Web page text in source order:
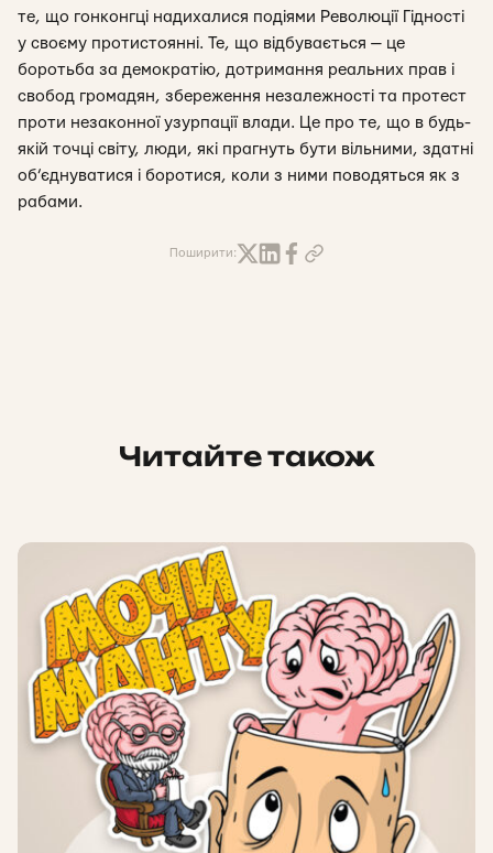
те, що гонконгці надихалися подіями Революції Гідності
у своєму протистоянні. Те, що відбувається — це
боротьба за демократію, дотримання реальних прав і
свобод громадян, збереження незалежності та протест
проти незаконної узурпації влади. Це про те, що в будь-
якій точці світу, люди, які прагнуть бути вільними, здатні
об’єднуватися і боротися, коли з ними поводяться як з
рабами.
Поширити:
Читайте також